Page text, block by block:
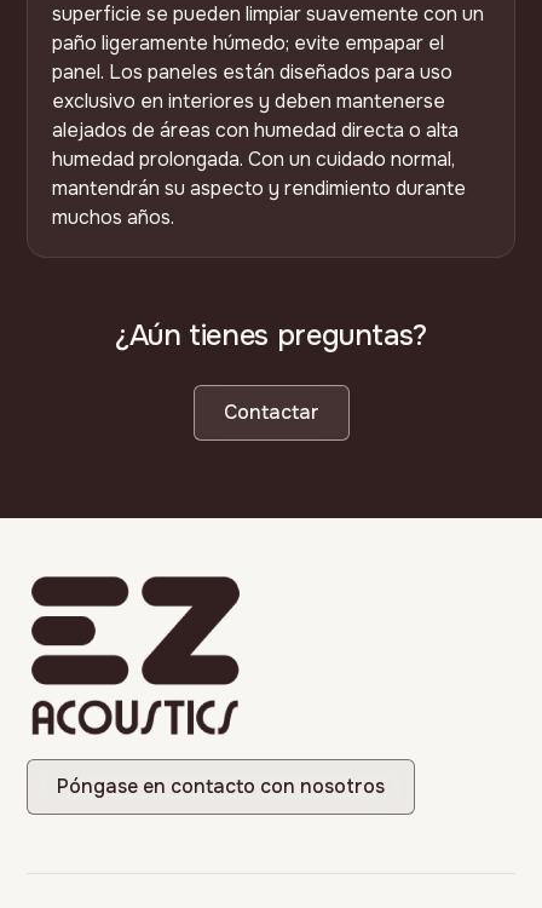
superficie se pueden limpiar suavemente con un
paño ligeramente húmedo; evite empapar el
panel. Los paneles están diseñados para uso
exclusivo en interiores y deben mantenerse
alejados de áreas con humedad directa o alta
humedad prolongada. Con un cuidado normal,
mantendrán su aspecto y rendimiento durante
muchos años.
¿Aún tienes preguntas?
Contactar
Póngase en contacto con nosotros